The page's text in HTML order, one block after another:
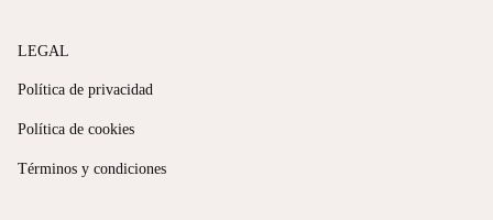
LEGAL
Política de privacidad
Política de cookies
Términos y condiciones